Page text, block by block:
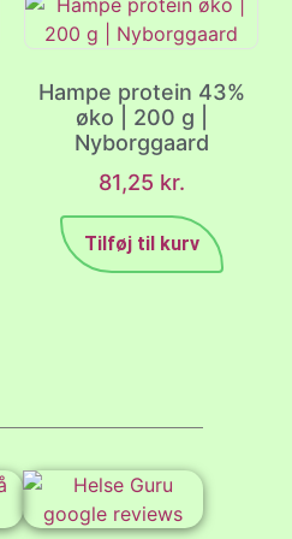
Hampe protein 43%
øko | 200 g |
Nyborggaard
81,25 kr.
Tilføj til kurv